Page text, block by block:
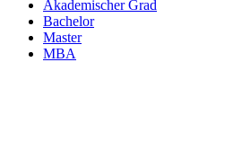
Akademischer Grad
Bachelor
Master
MBA